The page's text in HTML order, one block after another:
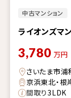
中古マンション
ライオンズマ
3,780 万円
さいたま市
京浜東北・
間取り3LDK